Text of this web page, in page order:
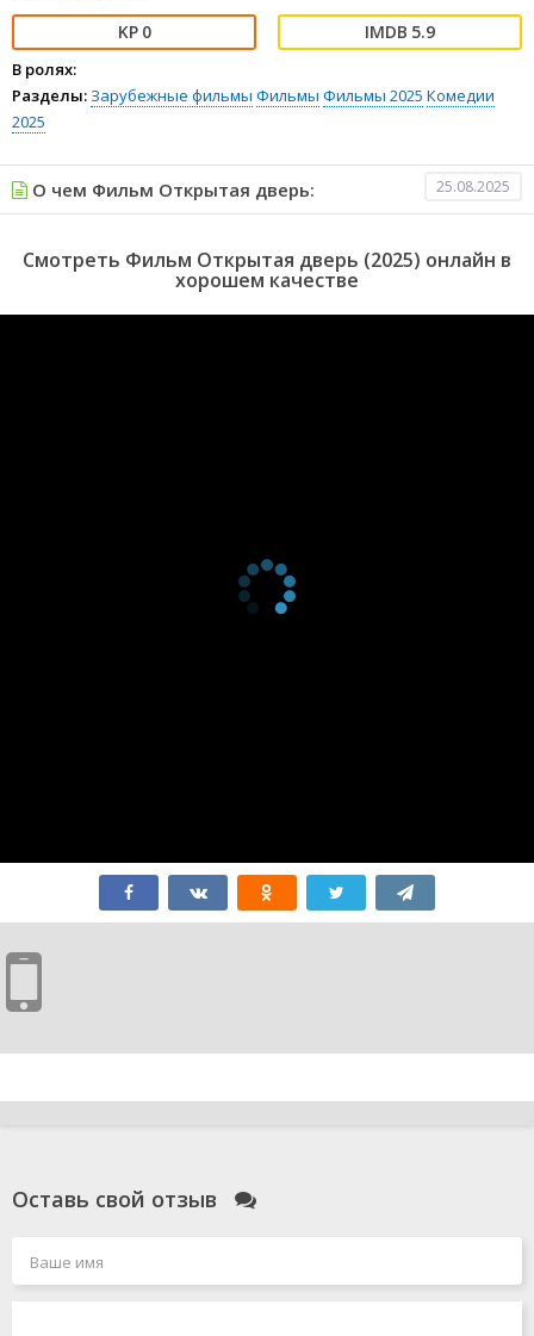
0 5.9
В ролях:
Разделы: Зарубежные фильмы Фильмы Фильмы 2025 Комедии
2025
О чем Фильм Открытая дверь: 25.08.2025
Смотреть Фильм Открытая дверь (2025) онлайн в
хорошем качестве
Оставь свой отзыв